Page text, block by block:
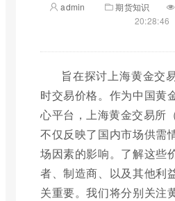
admin 期货知识
20:28:46
旨在探讨上海黄金交
时交易价格。作为中国黄
心平台，上海黄金交易所
不仅反映了国内市场供需
场因素的影响。了解这些
者、制造商、以及其他利
关重要。我们将分别关注